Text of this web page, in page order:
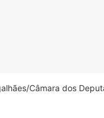
Câmara dos